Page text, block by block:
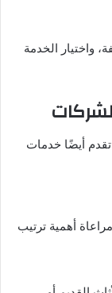
واختيار الخدمة
أيضًا خدمات
أهمية ترتيب